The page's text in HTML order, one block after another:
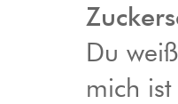
Du
mich ist